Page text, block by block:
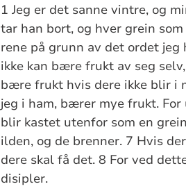
1 Jeg er det sanne vintre, og
tar han bort, og hver grein
rene på grunn av det ordet
ikke kan bære frukt av seg
bære frukt hvis dere ikke blir i
jeg i ham, bærer mye frukt.
blir kastet utenfor som en
ilden, og de brenner. 7 Hvis
dere skal få det. 8 For ved
disipler.